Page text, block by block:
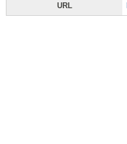
URL